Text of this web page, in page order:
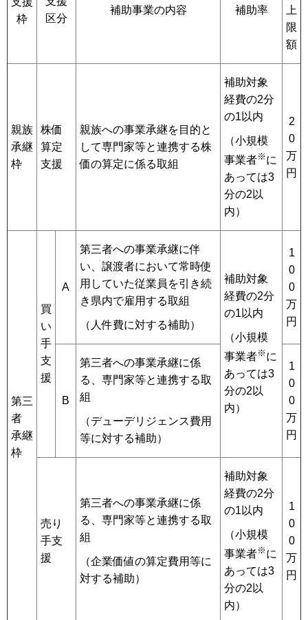
枠
区分
補助事業の内容 補助率
上
限
額
親族
承継
枠
株価
算定
支援
親族への事業承継を目的と
して専門家等と連携する株
価の算定に係る取組
補助対象
経費の2分
の1以内
（小規模
事業者※ に
あっては3
分の2以
内）
2
0
万
円
第三
者
承継
枠
買
い
手
支
援
A
第三者への事業承継に伴
い、譲渡者において常時使
用していた従業員を引き続
き県内で雇用する取組
（人件費に対する補助）
補助対象
経費の2分
の1以内
（小規模
事業者※ に
あっては3
分の2以
内）
1
0
0
万
円
B
第三者への事業承継に係
る、専門家等と連携する取
組
（デューデリジェンス費用
等に対する補助）
1
0
0
万
円
売り
手支
援
第三者への事業承継に係
る、専門家等と連携する取
組
（企業価値の算定費用等に
対する補助）
補助対象
経費の2分
の1以内
（小規模
事業者※ に
あっては3
分の2以
内）
1
0
0
万
円